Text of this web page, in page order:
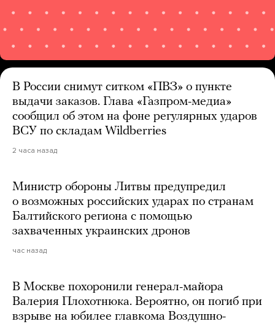
В России снимут ситком «ПВЗ» о пункте
выдачи заказов. Глава «Газпром-медиа»
сообщил об этом на фоне регулярных ударов
ВСУ по складам Wildberries
2 часа назад
Министр обороны Литвы предупредил
о возможных российских ударах по странам
Балтийского региона с помощью
захваченных украинских дронов
час назад
В Москве похоронили генерал-майора
Валерия Плохотнюка. Вероятно, он погиб при
взрыве на юбилее главкома Воздушно-